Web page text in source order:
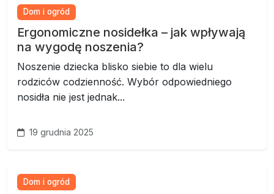
Dom i ogród
Ergonomiczne nosidełka – jak wpływają
na wygodę noszenia?
Noszenie dziecka blisko siebie to dla wielu
rodziców codzienność. Wybór odpowiedniego
nosidła nie jest jednak...
19 grudnia 2025
Dom i ogród